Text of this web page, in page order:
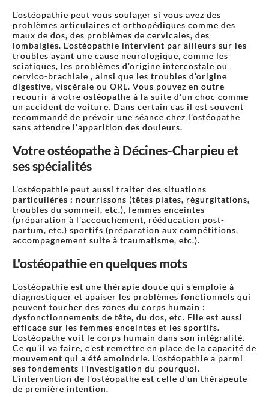
L'ostéopathie peut vous soulager si vous avez des
problèmes articulaires et orthopédiques comme des
maux de dos, des problèmes de cervicales, des
lombalgies. L'ostéopathie intervient par ailleurs sur les
troubles ayant une cause neurologique, comme les
sciatiques, les problèmes d'origine intercostale ou
cervico-brachiale , ainsi que les troubles d'origine
digestive, viscérale ou ORL. Vous pouvez en outre
recourir à votre ostéopathe à la suite d'un choc comme
un accident de voiture. Dans certain cas il est souvent
recommandé de prévoir une séance chez l'ostéopathe
sans attendre l'apparition des douleurs.
Votre ostéopathe à Décines-Charpieu et
ses spécialités
L'ostéopathie peut aussi traiter des situations
particulières : nourrissons (têtes plates, régurgitations,
troubles du sommeil, etc.), femmes enceintes
(préparation à l'accouchement, rééducation post-
partum, etc.) sportifs (préparation aux compétitions,
accompagnement suite à traumatisme, etc.).
L'ostéopathie en quelques mots
L'ostéopathie est une thérapie douce qui s'emploie à
diagnostiquer et apaiser les problèmes fonctionnels qui
peuvent toucher des zones du corps humain :
dysfonctionnements de tête, du dos, etc. Elle est aussi
efficace sur les femmes enceintes et les sportifs.
L'ostéopathe voit le corps humain dans son intégralité.
Ce qu'il va faire, c'est remettre en place de la capacité de
mouvement qui a été amoindrie. L'ostéopathie a parmi
ses fondements l'investigation du pourquoi.
L'intervention de l'ostéopathe est celle d'un thérapeute
de première intention.